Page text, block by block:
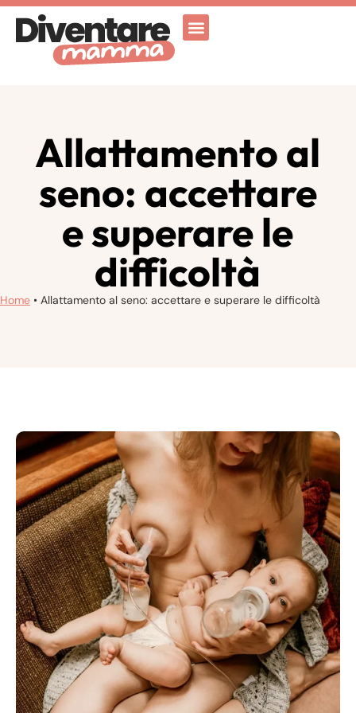
Allattamento al
seno: accettare
e superare le
difficoltà
Home • Allattamento al seno: accettare e superare le difficoltà